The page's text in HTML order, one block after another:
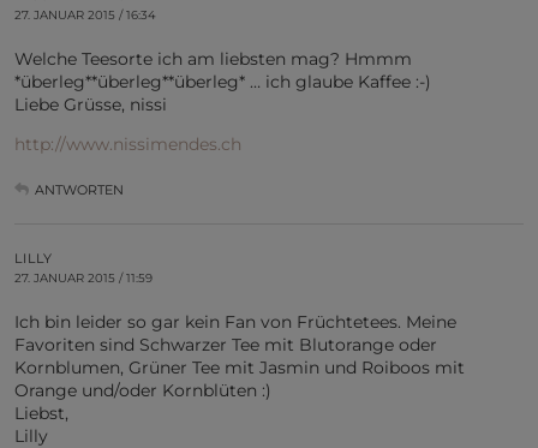
27. JANUAR 2015 / 16:34
Welche Teesorte ich am liebsten mag? Hmmm
*überleg**überleg**überleg* … ich glaube Kaffee :-)
Liebe Grüsse, nissi
http://www.nissimendes.ch
ANTWORTEN
LILLY
27. JANUAR 2015 / 11:59
Ich bin leider so gar kein Fan von Früchtetees. Meine
Favoriten sind Schwarzer Tee mit Blutorange oder
Kornblumen, Grüner Tee mit Jasmin und Roiboos mit
Orange und/oder Kornblüten :)
Liebst,
Lilly